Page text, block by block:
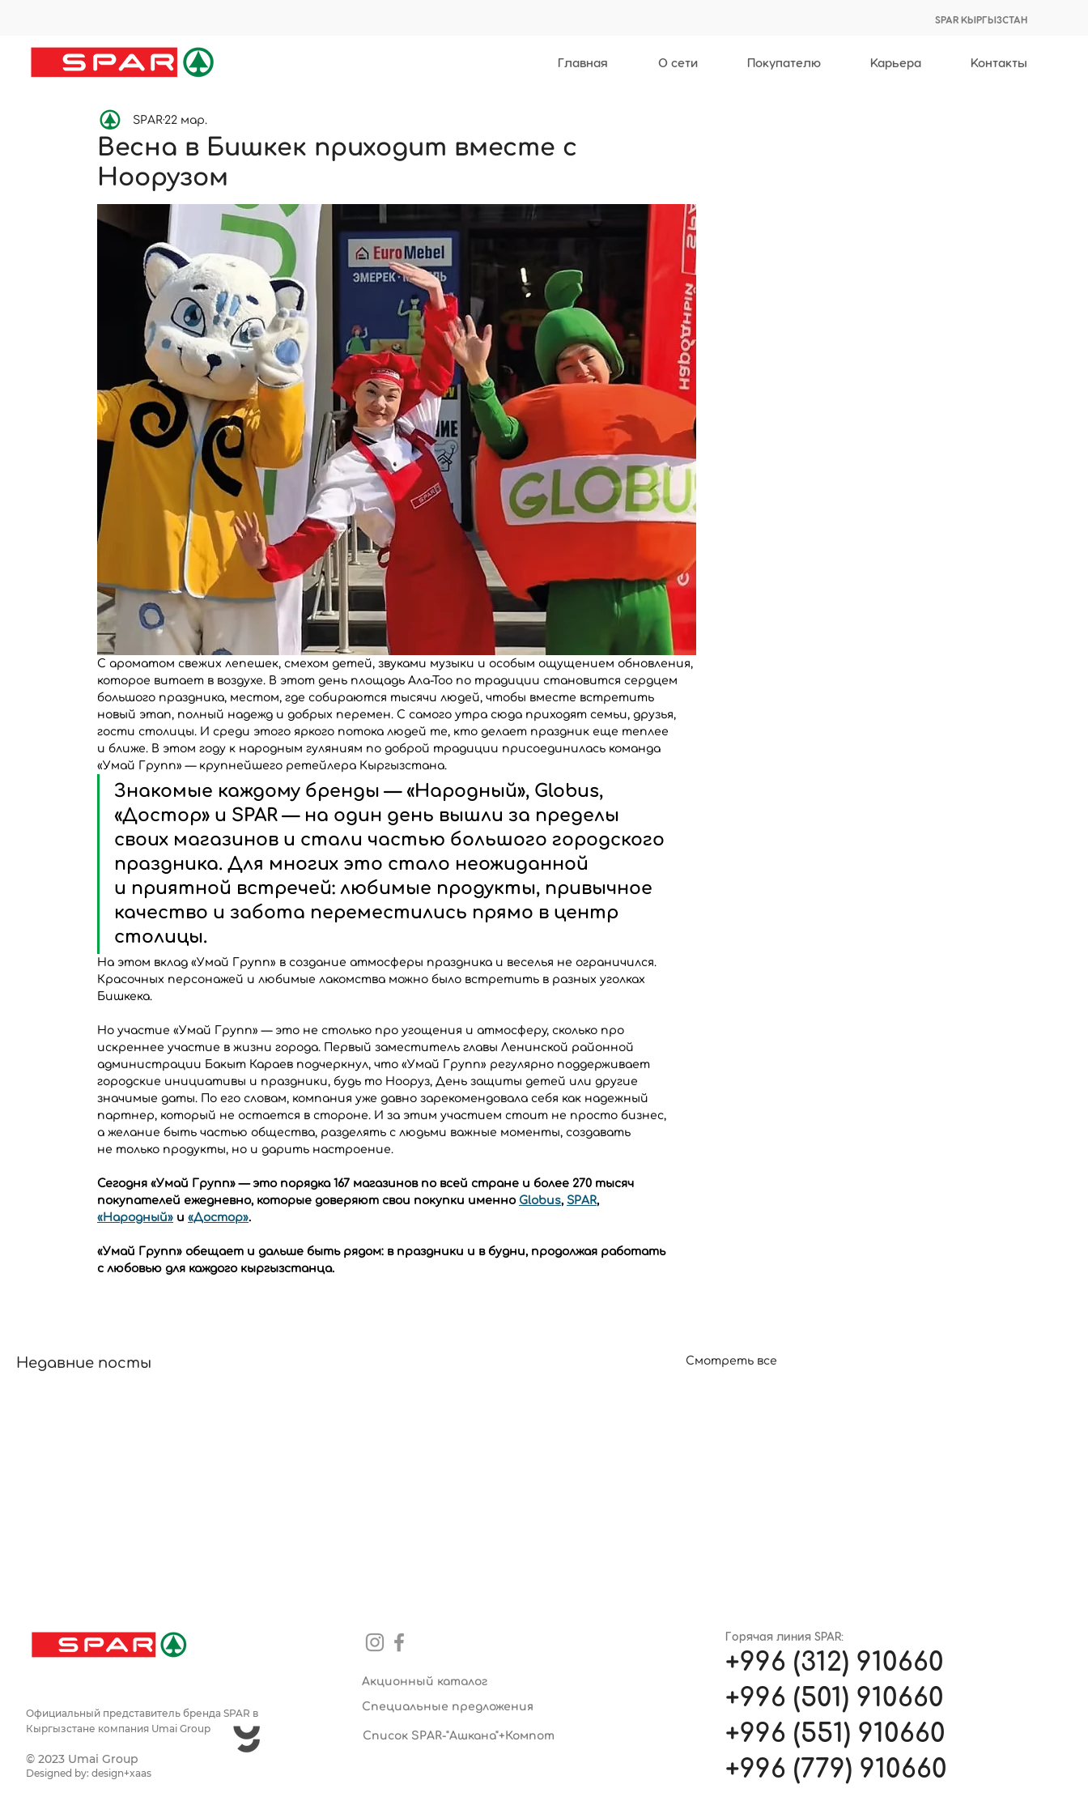
SPAR КЫРГЫЗСТАН
Главная О сети Покупателю Карьера Контакты
Весна в Бишкек приходит вместе с
Ноорузом
SPAR 22 мар.
С ароматом свежих лепешек, смехом детей, звуками музыки и особым ощущением обновления,
которое витает в воздухе. В этот день площадь Ала-Тоо по традиции становится сердцем
большого праздника, местом, где собираются тысячи людей, чтобы вместе встретить
новый этап, полный надежд и добрых перемен. С самого утра сюда приходят семьи, друзья,
гости столицы. И среди этого яркого потока людей те, кто делает праздник еще теплее
и ближе. В этом году к народным гуляниям по доброй традиции присоединилась команда
«Умай Групп» — крупнейшего ретейлера Кыргызстана.
Знакомые каждому бренды — «Народный», Globus,
«Достор» и SPAR — на один день вышли за пределы
своих магазинов и стали частью большого городского
праздника. Для многих это стало неожиданной
и приятной встречей: любимые продукты, привычное
качество и забота переместились прямо в центр
столицы.
На этом вклад «Умай Групп» в создание атмосферы праздника и веселья не ограничился.
Красочных персонажей и любимые лакомства можно было встретить в разных уголках
Бишкека.
Но участие «Умай Групп» — это не столько про угощения и атмосферу, сколько про
искреннее участие в жизни города. Первый заместитель главы Ленинской районной
администрации Бакыт Караев подчеркнул, что «Умай Групп» регулярно поддерживает
городские инициативы и праздники, будь то Нооруз, День защиты детей или другие
значимые даты. По его словам, компания уже давно зарекомендовала себя как надежный
партнер, который не остается в стороне. И за этим участием стоит не просто бизнес,
а желание быть частью общества, разделять с людьми важные моменты, создавать
не только продукты, но и дарить настроение.
Сегодня «Умай Групп» — это порядка 167 магазинов по всей стране и более 270 тысяч
покупателей ежедневно, которые доверяют свои покупки именно Globus, SPAR,
«Народный» и «Достор».
«Умай Групп» обещает и дальше быть рядом: в праздники и в будни, продолжая работать
с любовью для каждого кыргызстанца.
Недавние посты Смотреть все
й супермаркет SPAR
цветы! «Умай Групп»
поздравляет милых дам
Официальный представитель бренда SPAR в
Кыргызстане компания Umai Group
© 2023 Umai Group
Designed by: design+xaas
Акционный каталог
Специальные предложения
Список SPAR-"Ашкана"+Компот
Горячая линия SPAR:
+996 (312) 910660
+996 (501) 910660
+996 (551) 910660
+996 (779) 910660